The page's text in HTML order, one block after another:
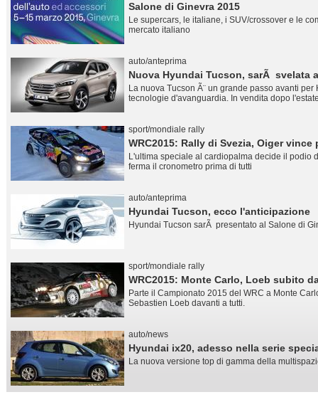
Salone di Ginevra 2015
Le supercars, le italiane, i SUV/crossover e le
mercato italiano
auto/anteprima
Nuova Hyundai Tucson, sarÃ svelata
La nuova Tucson Ã¨ un grande passo avanti
tecnologie d'avanguardia. In vendita dopo
sport/mondiale rally
WRC2015: Rally di Svezia, Oiger vince
L'ultima speciale al cardiopalma decide il podio
ferma il cronometro prima di tutti
auto/anteprima
Hyundai Tucson, ecco l'anticipazione
Hyundai Tucson sarÃ presentato al Salone di
sport/mondiale rally
WRC2015: Monte Carlo, Loeb subito
Parte il Campionato 2015 del WRC a Monte
Sebastien Loeb davanti a tutti.
auto/news
Hyundai ix20, adesso nella serie
La nuova versione top di gamma della